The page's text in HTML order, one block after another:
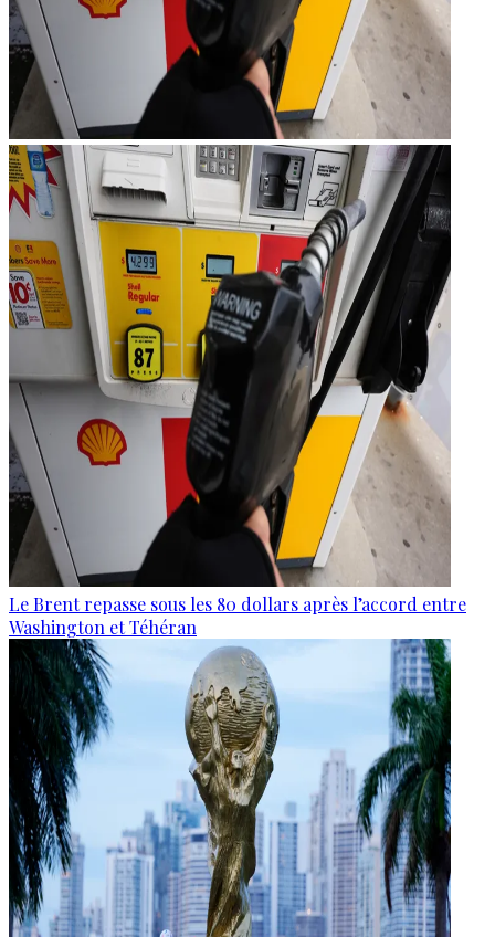
Le Brent repasse sous les 80 dollars après l’accord entre
Washington et Téhéran